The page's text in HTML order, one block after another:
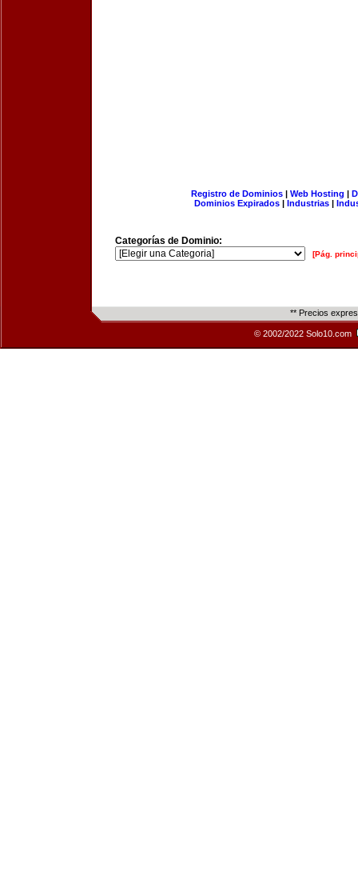
Registro de Dominios| Web Hosting |
Dominios Expirados | Industrias |
Categorías de Dominio:
[Pág.
** Precios
© 2002/2022 Solo10.com